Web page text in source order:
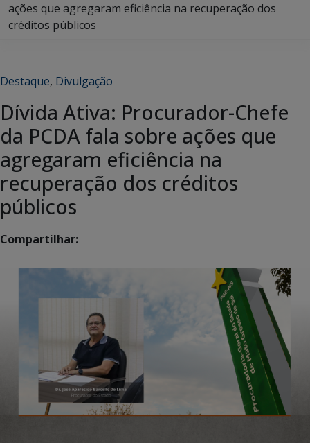
ações que agregaram eficiência na recuperação dos
créditos públicos
Destaque, Divulgação
Dívida Ativa: Procurador-Chefe
da PCDA fala sobre ações que
agregaram eficiência na
recuperação dos créditos
públicos
Compartilhar: